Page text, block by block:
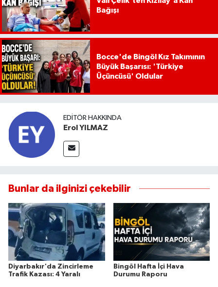
Bağışı
Bocce'de Bingöl Kız Takımının
Büyük Başarısı: 'Türkiye
Üçüncüsü' Oldular
EDITÖR HAKKINDA
Erol YILMAZ
Bunlar da ilginizi çekebilir
Diyarbakır'da Zincirleme
Trafik Kazası: 4 Yaralı
Bingöl Hafta İçi Hava
Durumu Raporu